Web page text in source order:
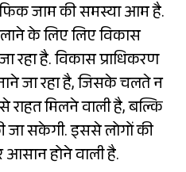
जाम की समस्या आम है.
के लिए लिए विकास
रहा है. विकास प्राधिकरण
जा रहा है, जिसके चलते न
मिलने वाली है, बल्कि
जा सकेगी. इससे लोगों की
होने वाली है.